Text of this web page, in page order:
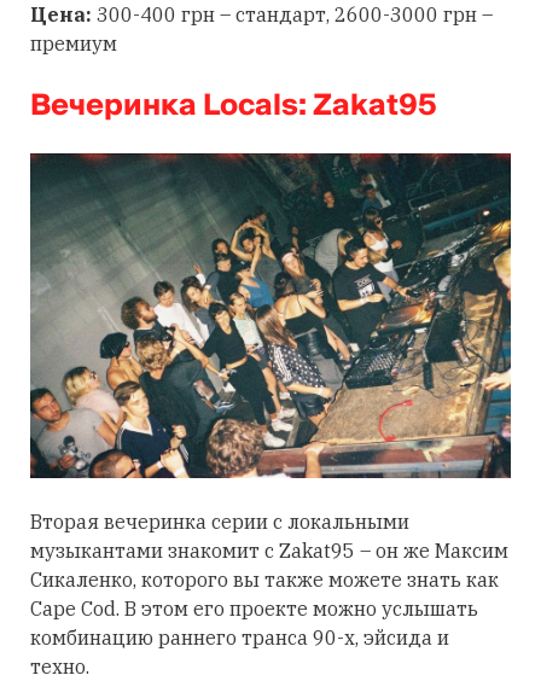
Цена: 300-400 грн – стандарт, 2600-3000 грн –
премиум
Вечеринка Locals: Zakat95
Вторая вечеринка серии с локальными
музыкантами знакомит с Zakat95 – он же Максим
Сикаленко, которого вы также можете знать как
Cape Cod. В этом его проекте можно услышать
комбинацию раннего транса 90-х, эйсида и
техно.